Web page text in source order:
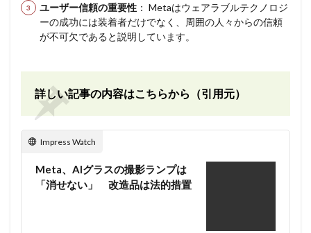
ユーザー信頼の重要性 ： Metaはウェアラブルテクノロジ
ーの成功には装着者だけでなく、周囲の人々からの信頼
が不可欠であると説明しています。
詳しい記事の内容はこちらから（引用元）
Impress Watch
Meta、AIグラスの撮影ランプは
「消せない」 改造品は法的措置